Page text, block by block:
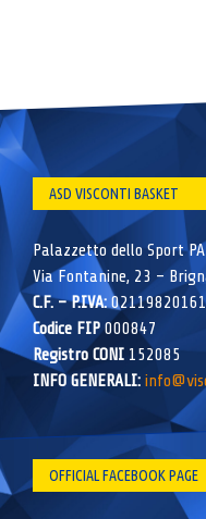
ASD VISCONTI BASKET
Palazzetto dello Sport
Via Fontanine, 23 –
C.F. – P.IVA:02119820161
Codice FIP000847
Registro CONI 152085
INFO GENERALI:
OFFICIAL FACEBOOK PAGE